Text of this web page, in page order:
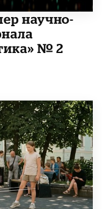
научно-
№ 2